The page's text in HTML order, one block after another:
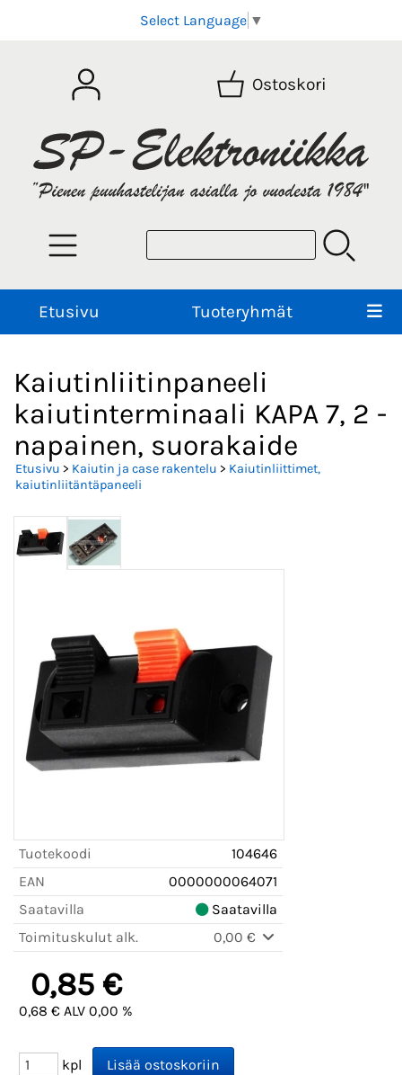
Select Language ▼
Ostoskori
Etusivu Tuoteryhmät
Kaiutinliitinpaneeli
kaiutinterminaali KAPA 7, 2 -
napainen, suorakaide
Etusivu > Kaiutin ja case rakentelu > Kaiutinliittimet,
kaiutinliitäntäpaneeli
Tuotekoodi
104646
EAN
0000000064071
Saatavilla
Saatavilla
Toimituskulut alk.
0,00 €
0,85 €
0,68 € ALV 0,00 %
kpl